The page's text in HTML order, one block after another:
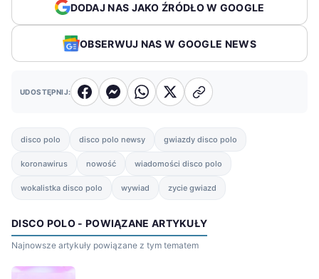
DODAJ NAS JAKO ŹRÓDŁO W GOOGLE
OBSERWUJ NAS W GOOGLE NEWS
UDOSTĘPNIJ:
disco polo disco polo newsy gwiazdy disco polo
koronawirus nowość wiadomości disco polo
wokalistka disco polo wywiad zycie gwiazd
DISCO POLO - POWIĄZANE ARTYKUŁY
Najnowsze artykuły powiązane z tym tematem